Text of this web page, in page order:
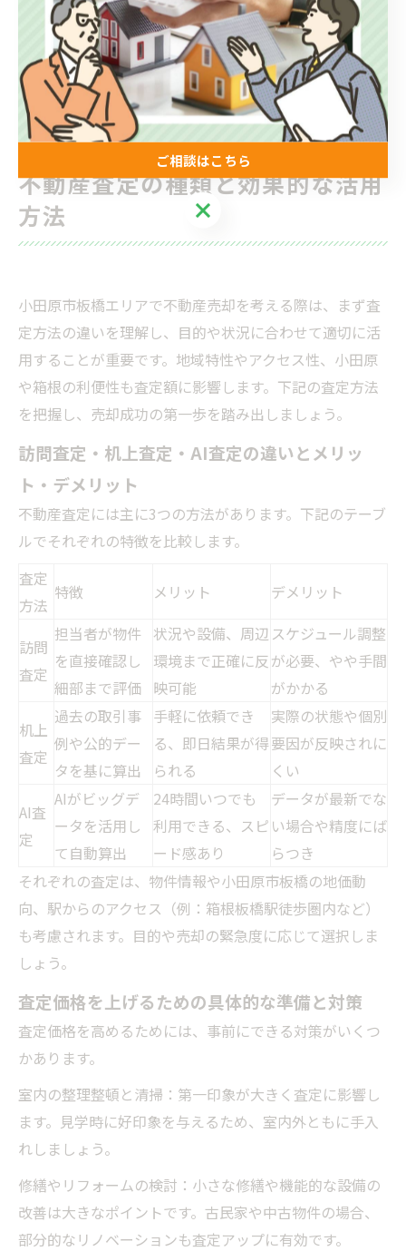
価格設定と売却戦略を立てる
これらのポイントを押さえ、地域に根差した売却活動を
展開することで、希望する価格での売却実現が期待でき
ます。
不動産査定の種類と効果的な活用
方法
小田原市板橋エリアで不動産売却を考える際は、まず査
定方法の違いを理解し、目的や状況に合わせて適切に活
用することが重要です。地域特性やアクセス性、小田原
や箱根の利便性も査定額に影響します。下記の査定方法
を把握し、売却成功の第一歩を踏み出しましょう。
訪問査定・机上査定・AI査定の違いとメリッ
ト・デメリット
不動産査定には主に3つの方法があります。下記のテーブ
ルでそれぞれの特徴を比較します。
査定
方法
特徴 メリット デメリット
訪問
査定
担当者が物件
を直接確認し
細部まで評価
状況や設備、周辺
環境まで正確に反
映可能
スケジュール調整
が必要、やや手間
がかかる
机上
査定
過去の取引事
例や公的デー
タを基に算出
手軽に依頼でき
る、即日結果が得
られる
実際の状態や個別
要因が反映されに
くい
AI査
定
AIがビッグデ
ータを活用し
て自動算出
24時間いつでも
利用できる、スピ
ード感あり
データが最新でな
い場合や精度にば
らつき
それぞれの査定は、物件情報や小田原市板橋の地価動
向、駅からのアクセス（例：箱根板橋駅徒歩圏内など）
も考慮されます。目的や売却の緊急度に応じて選択しま
しょう。
査定価格を上げるための具体的な準備と対策
査定価格を高めるためには、事前にできる対策がいくつ
かあります。
室内の整理整頓と清掃：第一印象が大きく査定に影響し
ます。見学時に好印象を与えるため、室内外ともに手入
れしましょう。
修繕やリフォームの検討：小さな修繕や機能的な設備の
改善は大きなポイントです。古民家や中古物件の場合、
部分的なリノベーションも査定アップに有効です。
ご相談はこちら
ご相談はこちら